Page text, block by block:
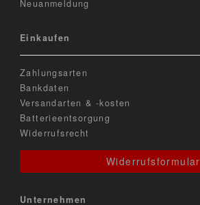
Neuanmeldung
Einkaufen
Zahlungsarten
Bankdaten
Versandarten & -kosten
Batterieentsorgung
Widerrufsrecht
Widerrufsformular
Unternehmen